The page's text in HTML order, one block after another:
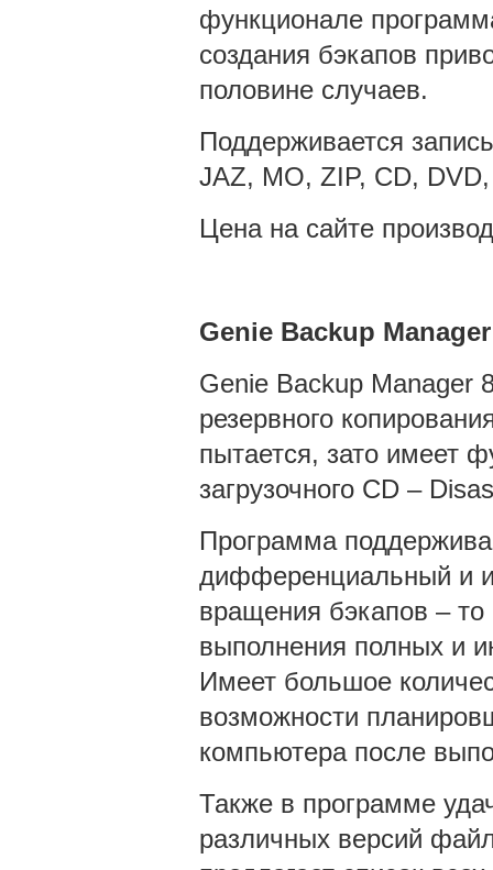
функционале
создания бэкапов
половине случаев.
Поддерживается
JAZ, MO, ZIP, CD,
Цена на сайте
Genie Backup
Genie Backup Manager
резервного
пытается, зато имеет
загрузочного CD –
Программа
дифференциальный и
вращения бэкапов – то
выполнения полных и
Имеет большое
возможности
компьютера после
Также в программе
различных версий